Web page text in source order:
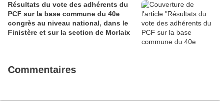
Résultats du vote des adhérents du
PCF sur la base commune du 40e
congrès au niveau national, dans le
Finistère et sur la section de Morlaix
Commentaires